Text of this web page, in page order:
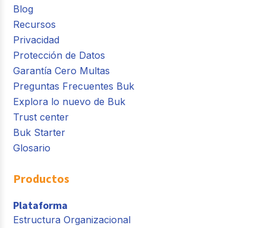
Blog
Recursos
Privacidad
Protección de Datos
Garantía Cero Multas
Preguntas Frecuentes Buk
Explora lo nuevo de Buk
Trust center
Buk Starter
Glosario
Productos
Plataforma
Estructura Organizacional